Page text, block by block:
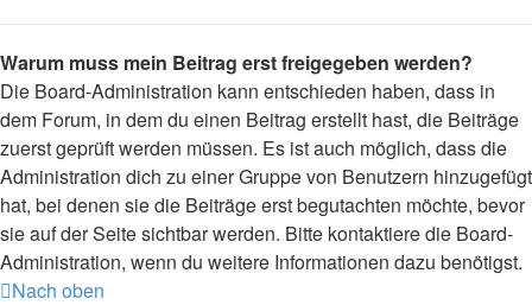
Warum muss mein Beitrag erst freigegeben werden?
Die Board-Administration kann entschieden haben, dass in
dem Forum, in dem du einen Beitrag erstellt hast, die Beiträge
zuerst geprüft werden müssen. Es ist auch möglich, dass die
Administration dich zu einer Gruppe von Benutzern hinzugefügt
hat, bei denen sie die Beiträge erst begutachten möchte, bevor
sie auf der Seite sichtbar werden. Bitte kontaktiere die Board-
Administration, wenn du weitere Informationen dazu benötigst.
Nach oben